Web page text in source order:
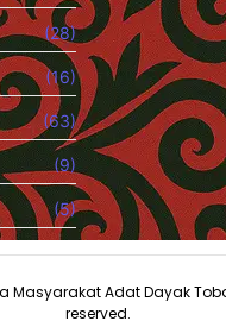
(28)
(16)
(63)
(9)
(5)
Masyarakat Adat Dayak
reserved.